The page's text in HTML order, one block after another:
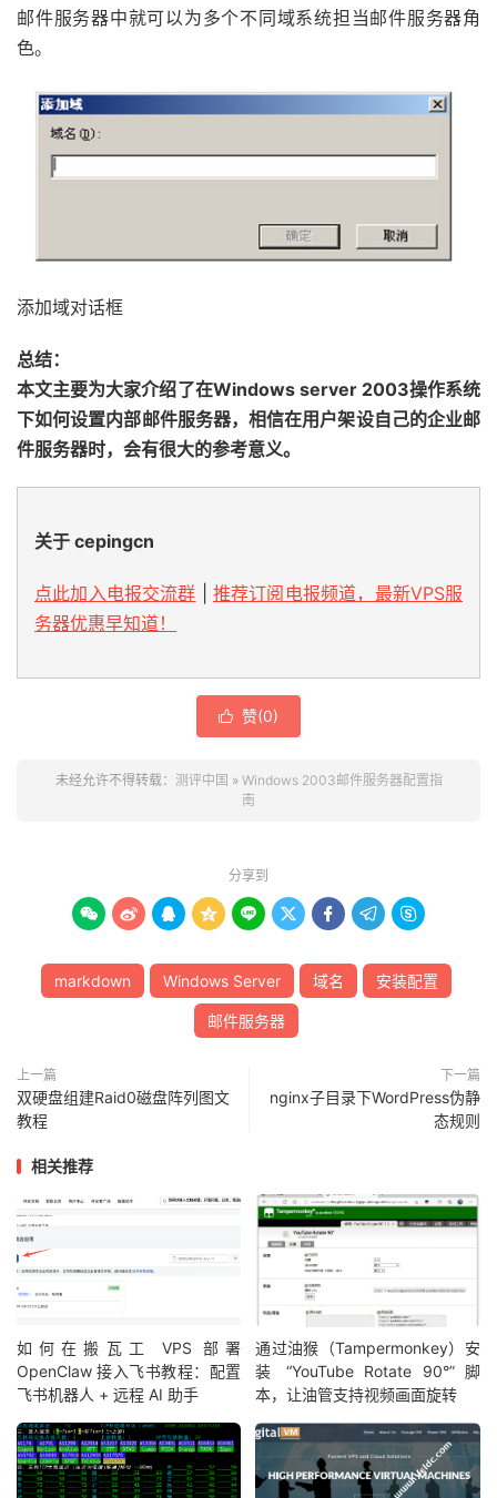
邮件服务器中就可以为多个不同域系统担当邮件服务器角
色。
添加域对话框
总结：
本文主要为大家介绍了在Windows server 2003操作系统
下如何设置内部邮件服务器，相信在用户架设自己的企业邮
件服务器时，会有很大的参考意义。
关于 cepingcn
点此加入电报交流群
推荐订阅电报频道，最新VPS服
务器优惠早知道！
 赞(0)
未经允许不得转载： 测评中国 » Windows 2003邮件服务器配置指
南
分享到
        
markdown Windows Server 域名 安装配置
邮件服务器
上一篇
双硬盘组建Raid0磁盘阵列图文
教程
下一篇
nginx子目录下WordPress伪静
态规则
相关推荐
如何在搬瓦工 VPS 部署
OpenClaw 接入飞书教程：配置
飞书机器人 + 远程 AI 助手
通过油猴（Tampermonkey）安
装 “YouTube Rotate 90°” 脚
本，让油管支持视频画面旋转